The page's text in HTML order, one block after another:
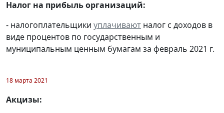
Налог на прибыль организаций:
- налогоплательщики уплачивают налог с доходов в
виде процентов по государственным и
муниципальным ценным бумагам за февраль 2021 г.
18 марта 2021
Акцизы: